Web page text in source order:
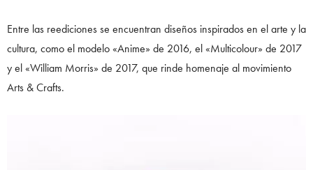
Entre las reediciones se encuentran diseños inspirados en el arte y la
cultura, como el modelo «Anime» de 2016, el «Multicolour» de 2017
y el «William Morris» de 2017, que rinde homenaje al movimiento
Arts & Crafts.